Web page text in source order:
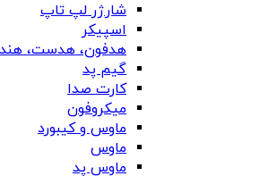
شارژر لپ تاپ
اسپیکر
هدفون، هدست،
گیم پد
کارت صدا
میکروفون
ماوس و کیبورد
ماوس
ماوس پد